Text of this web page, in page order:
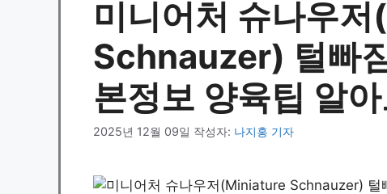
미니어처 슈나우
Schnauzer) 털빠
본정보 양육팁 알
2025년 12월 09일 작성자: 나지홍 기자